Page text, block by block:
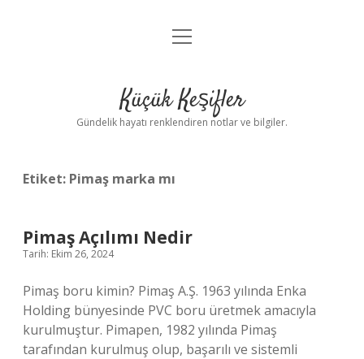
Anasayfa
Yasal Uyarı
menüyü
Küçük Keşifler
Gündelik hayatı renklendiren notlar ve bilgiler.
Etiket: Pimaş marka mı
Pimaş Açılımı Nedir
Tarih: Ekim 26, 2024
Pimaş boru kimin? Pimaş A.Ş. 1963 yılında Enka
Holding bünyesinde PVC boru üretmek amacıyla
kurulmuştur. Pimapen, 1982 yılında Pimaş
tarafından kurulmuş olup, başarılı ve sistemli